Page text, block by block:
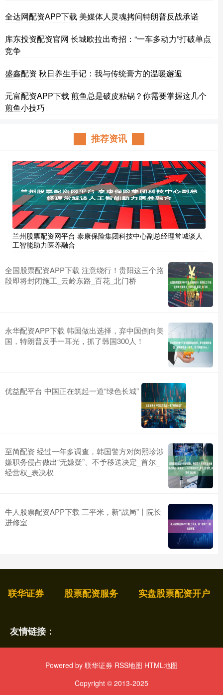
全达网配资APP下载 美媒体人灵魂拷问特朗普反战承诺
库东投资配资官网 长城欧拉出奇招：“一车多动力”打破单点
竞争
盛鑫配资 秋日养生手记：我与传统膏方的温暖邂逅
元富配资APP下载 煎鱼总是破皮粘锅？你需要掌握这几个
煎鱼小技巧
推荐资讯
兰州股票配资网平台 泰康保险集团科技中心副总经理常城谈人
工智能助力医养融合
全国股票配资APP下载 注意绕行！贵阳这三个路
段即将封闭施工_云岭东路_百花_北门桥
永华配资APP下载 韩国做出选择，弃中国倒向美
国，特朗普反手一耳光，抓了韩国300人！
优益配平台 中国正在筑起一道“绿色长城”
至简配资 经过一年多调查，韩国警方对闵熙珍涉
嫌职务侵占做出“无嫌疑”、不予移送决定_首尔_
经营权_表决权
牛人股票配资APP下载 三平米，新“战局”丨院长
进修室
联华证券 股票配资服务 实盘股票配资开户
友情链接：
Powered by 联华证券 RSS地图 HTML地图
Copyright © 2013-2025